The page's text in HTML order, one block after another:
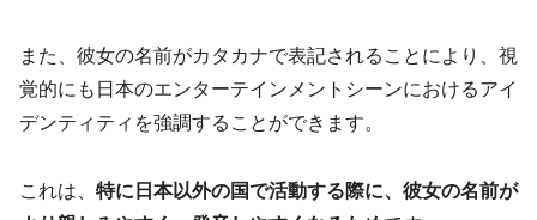
また、彼女の名前がカタカナで表記されることにより、視
覚的にも日本のエンターテインメントシーンにおけるアイ
デンティティを強調することができます。
これは、 特に日本以外の国で活動する際に、彼女の名前が